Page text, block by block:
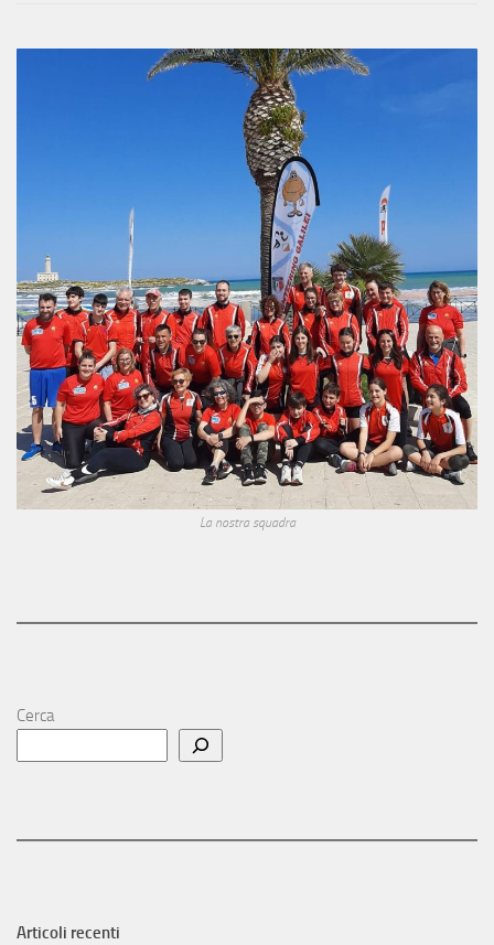
La nostra squadra
Cerca
Articoli recenti